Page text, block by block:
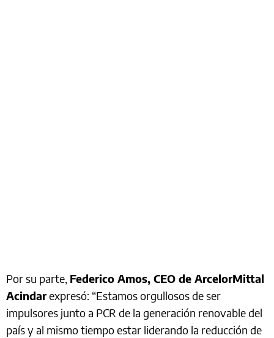
Por su parte, Federico Amos, CEO de ArcelorMittal
Acindarexpresó: “Estamos orgullosos de ser
impulsores junto a PCR de la generación renovable del
país y al mismo tiempo estar liderando la reducción de